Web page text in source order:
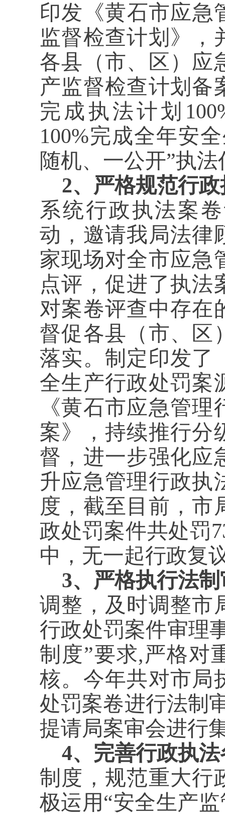
印发《黄石市应急
监督检查计划》，
各县（市、区）应
产监督检查计划备
完成执法计划
100%完成全年安
随机、一公开”执法
2、严格规范行
系统行政执法案
动，邀请我局法律
家现场对全市应急
点评，促进了执法
对案卷评查中存在
督促各县（市、区
落实。制定印发了
全生产行政处罚案
《黄石市应急管
案》，持续推行分
督，进一步强化应
升应急管理行政执
度，截至目前，市
政处罚案件共处罚
中，无一起行政复
3、严格执行法
调整，及时调整市
行政处罚案件审理
制度”要求,严格对
核。今年共对市局
处罚案卷进行法制
提请局案审会进行
4、完善行政执
制度，规范重大行
极运用“安全生产